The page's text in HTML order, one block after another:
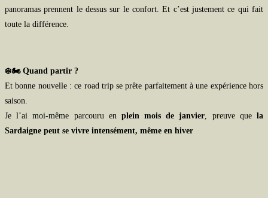
panoramas prennent le dessus sur le confort. Et c’est justement ce qui fait
toute la différence.
❄️🏍️ Quand partir ?
Et bonne nouvelle : ce road trip se prête parfaitement à une expérience hors
saison.
Je l’ai moi-même parcouru en plein mois de janvier, preuve quela
Sardaigne peut se vivre intensément, même en hiver